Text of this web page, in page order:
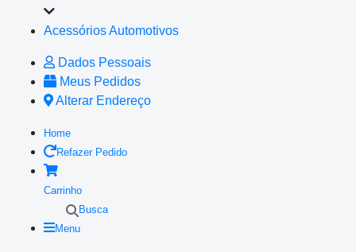
Acessórios Automotivos
Dados Pessoais
Meus Pedidos
Alterar Endereço
Home
Refazer Pedido
Carrinho
Busca
Menu